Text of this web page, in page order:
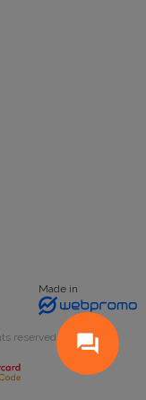
Made in
reserved